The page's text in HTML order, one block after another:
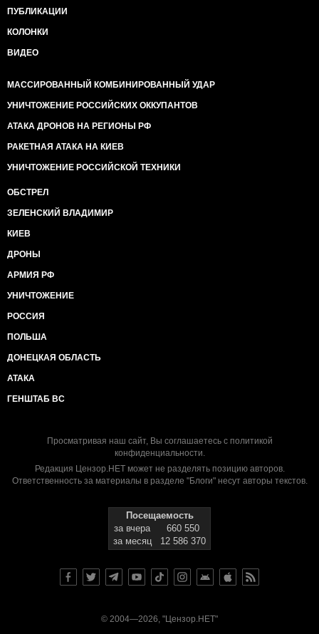
ПУБЛИКАЦИИ
КОЛОНКИ
ВИДЕО
МАССИРОВАННЫЙ КОМБИНИРОВАННЫЙ УДАР
УНИЧТОЖЕНИЕ РОССИЙСКИХ ОККУПАНТОВ
АТАКА ДРОНОВ НА РЕГИОНЫ РФ
РАКЕТНАЯ АТАКА НА КИЕВ
УНИЧТОЖЕНИЕ РОССИЙСКОЙ ТЕХНИКИ
ОБСТРЕЛ
ЗЕЛЕНСКИЙ ВЛАДИМИР
КИЕВ
ДРОНЫ
АРМИЯ РФ
УНИЧТОЖЕНИЕ
РОССИЯ
ПОЛЬША
ДОНЕЦКАЯ ОБЛАСТЬ
АТАКА
ГЕНШТАБ ВС
Просматривая наш сайт, Вы соглашаетесь с политикой
конфиденциальности.
Редакция Цензор.НЕТ может не разделять позицию авторов.
Ответственность за материалы в разделе "Блоги" несут авторы текстов.
Посещаемость
за вчера
660 550
за месяц
12 586 370
© 2004—2026, "Цензор.НЕТ"